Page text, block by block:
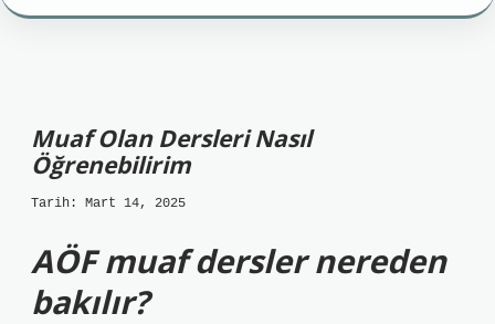
Muaf Olan Dersleri Nasıl
Öğrenebilirim
Tarih: Mart 14, 2025
AÖF muaf dersler nereden
bakılır?